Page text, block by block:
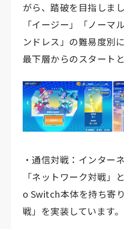
がら、踏破を目指しま
「イージー」「ノーマ
ンドレス」の難易度別
最下層からのスタートと
・通信対戦：インター
「ネットワーク対戦」
o Switch本体を持ち寄
戦」を実装しています。